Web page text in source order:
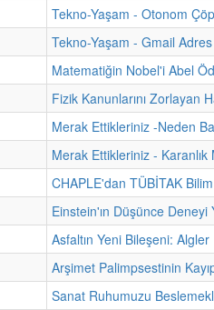
Tekno-Yaşam - Otonom
Tekno-Yaşam - Gmail
Matematiğin Nobel'i Abel
Fizik Kanunlarını Zorlayan
Merak Ettikleriniz -Neden
Merak Ettikleriniz -
CHAPLE'dan TÜBİTAK
Einstein'ın Düşünce
Asfaltın Yeni Bileşeni: Algler
Arşimet Palimpsestinin
Sanat Ruhumuzu